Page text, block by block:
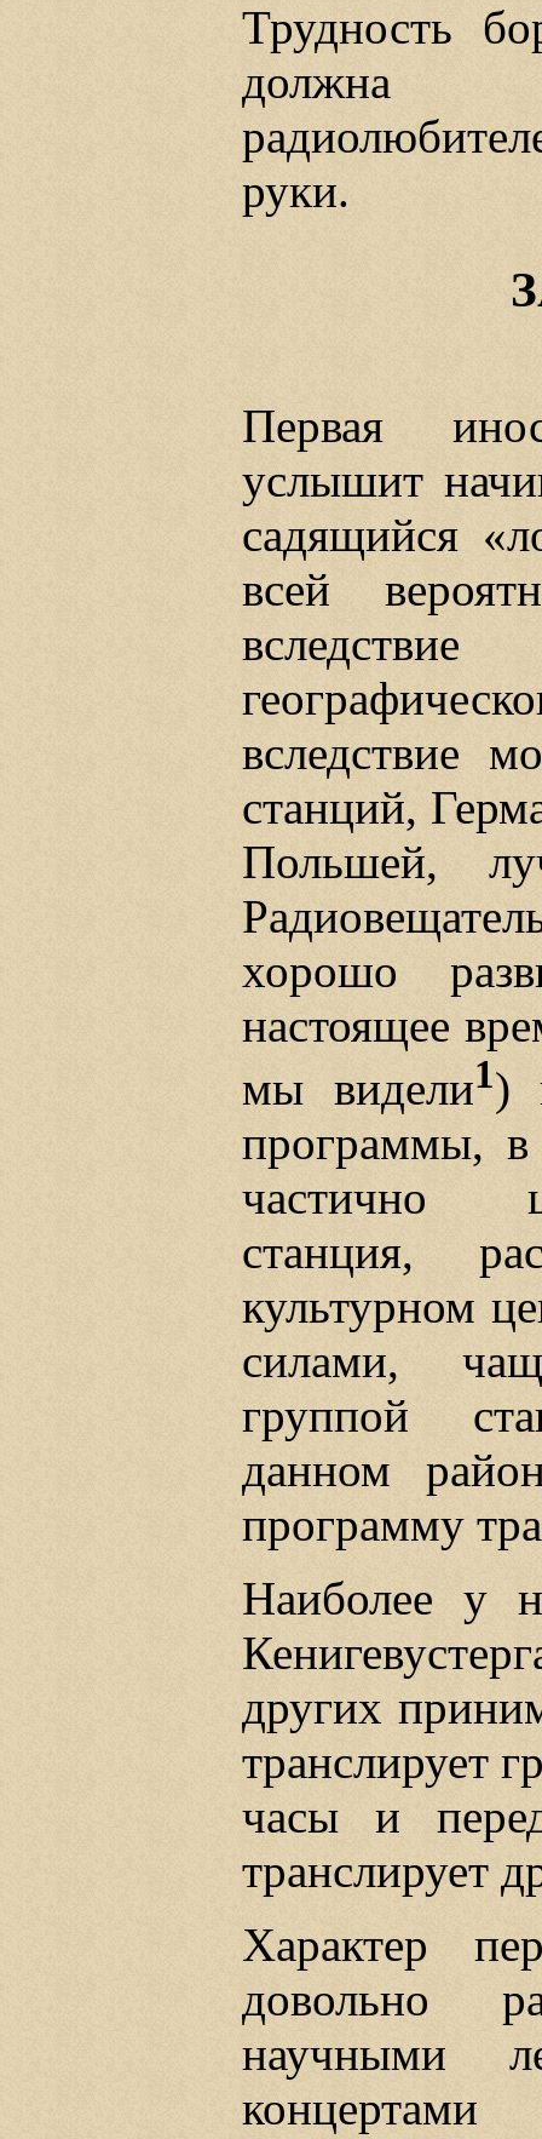
Трудность
должна
руки.
Первая
услышит
садящийся
всей
вследствие
станций,
Польшей,
хорошо
настоящее
мы видели1)
программы,
частично
станция,
культурном
силами,
группой
данном
программу
Наиболее у
других
транслирует
часы и
транслирует
Характер
довольно
научными